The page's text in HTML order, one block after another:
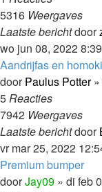
5316 Weergaves
Laatste berichtdoor
wo jun 08, 2022
Aandrijfas en
doorPaulus Potter»
5Reacties
7942 Weergaves
Laatste berichtdoor
vr mar 25, 2022
Premium bumper
doorJay09 » di feb